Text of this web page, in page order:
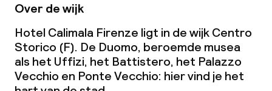
Beleid
Borg bij aankomst
Overal rookvrij
Over de wijk
Hotel Calimala Firenze ligt in de wijk Centro
Storico (F). De Duomo, beroemde musea
als het Uffizi, het Battistero, het Palazzo
Vecchio en Ponte Vecchio: hier vind je het